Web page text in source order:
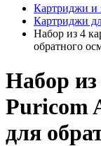
Картриджи и
Картриджи
Набор из 4
обратного
Набор
Puricom
для